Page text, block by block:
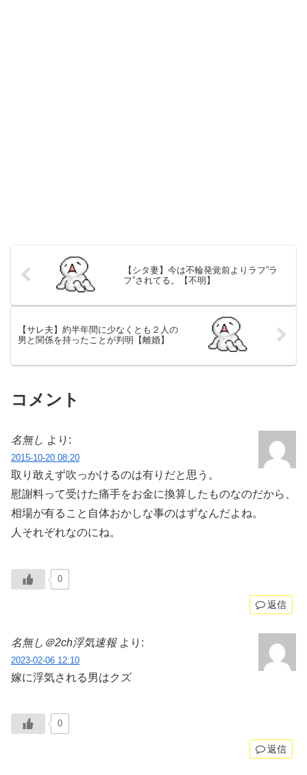
【シタ妻】今は不輪発覚前よりラフ”ラ
フ”されてる。【不明】
【サレ夫】約半年間に少なくとも２人の
男と関係を持ったことが判明【離婚】
コメント
名無し より:
2015-10-20 08:20
取り敢えず吹っかけるのは有りだと思う。
慰謝料って受けた痛手をお金に換算したものなのだから、
相場が有ること自体おかしな事のはずなんだよね。
人それぞれなのにね。
0
返信
名無し＠2ch浮気速報 より:
2023-02-06 12:10
嫁に浮気される男はクズ
0
返信